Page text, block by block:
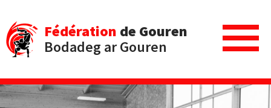
Fédération de Gouren
Bodadeg ar Gouren